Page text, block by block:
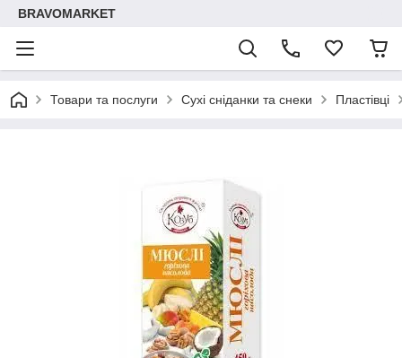
BRAVOMARKET
Товари та послуги Сухі сніданки та снеки Пластівці